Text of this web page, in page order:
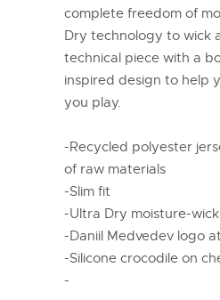
complete freedom of
Dry technology to wick
technical piece with a
inspired design to help
you play.
-Recycled polyester
of raw materials
-Slim fit
-Ultra Dry moisture-
-Daniil Medvedev logo
-Silicone crocodile on
-